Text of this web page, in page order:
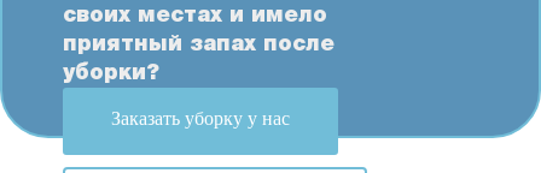
своих местах и имело
приятный запах после
уборки?
Заказать уборку у нас